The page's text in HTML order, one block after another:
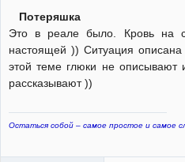
Потеряшка
Это в реале было. Кровь на
настоящей )) Ситуация
этой теме глюки не описывают
рассказывают ))
Остаться собой – самое простое и самое